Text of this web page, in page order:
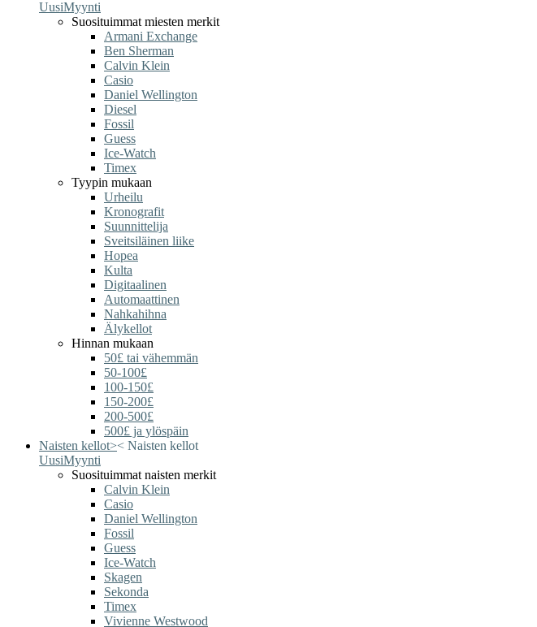
UusiMyynti
Suosituimmat miesten merkit
Armani Exchange
Ben Sherman
Calvin Klein
Casio
Daniel Wellington
Diesel
Fossil
Guess
Ice-Watch
Timex
Tyypin mukaan
Urheilu
Kronografit
Suunnittelija
Sveitsiläinen liike
Hopea
Kulta
Digitaalinen
Automaattinen
Nahkahihna
Älykellot
Hinnan mukaan
50£ tai vähemmän
50-100£
100-150£
150-200£
200-500£
500£ ja ylöspäin
Naisten kellot>< Naisten kellot
UusiMyynti
Suosituimmat naisten merkit
Calvin Klein
Casio
Daniel Wellington
Fossil
Guess
Ice-Watch
Skagen
Sekonda
Timex
Vivienne Westwood